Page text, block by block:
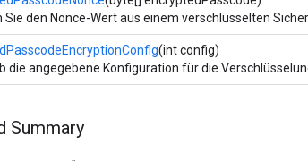
Sie den Nonce-Wert aus einem verschlüsselten
(int config)
die angegebene Konfiguration für die
Summary